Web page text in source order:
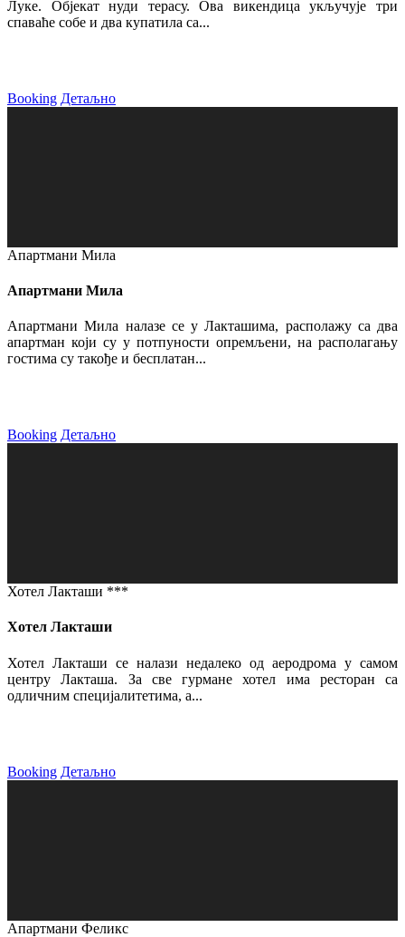
Луке. Објекат нуди терасу. Ова викендица укључује три
спаваће собе и два купатила са...
Booking Детаљно
Апартмани Мила
Апартмани Мила
Апартмани Мила налазе се у Лакташима, располажу са два
апартман који су у потпуности опремљени, на располагању
гостима су такође и бесплатан...
Booking Детаљно
Хотел Лакташи ***
Хотел Лакташи
Хотел Лакташи се налази недалеко од аеродрома у самом
центру Лакташа. За све гурмане хотел има ресторан са
одличним специјалитетима, а...
Booking Детаљно
Апартмани Феликс